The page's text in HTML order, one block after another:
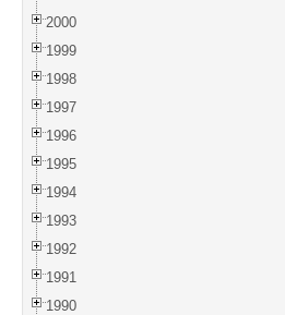
2000
1999
1998
1997
1996
1995
1994
1993
1992
1991
1990